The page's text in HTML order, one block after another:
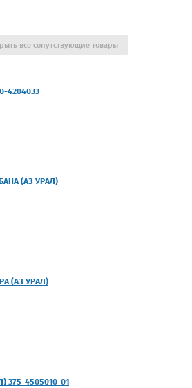
4204033
(АЗ УРАЛ)
(АЗ УРАЛ)
375-4505010-01
все сопутствующие товары